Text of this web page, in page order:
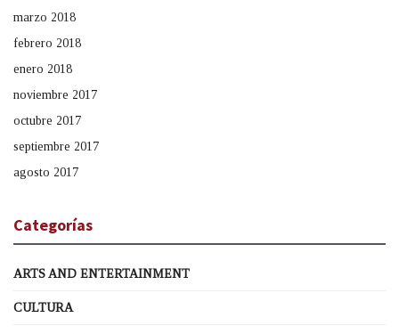
marzo 2018
febrero 2018
enero 2018
noviembre 2017
octubre 2017
septiembre 2017
agosto 2017
Categorías
ARTS AND ENTERTAINMENT
CULTURA